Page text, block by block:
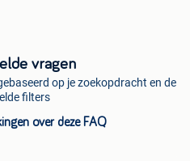
vragen
op je zoekopdracht en de
filters
over deze FAQ